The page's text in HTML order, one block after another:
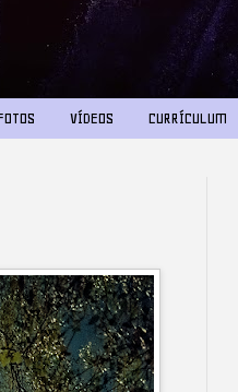
VÍDEOS CURRÍCULUM